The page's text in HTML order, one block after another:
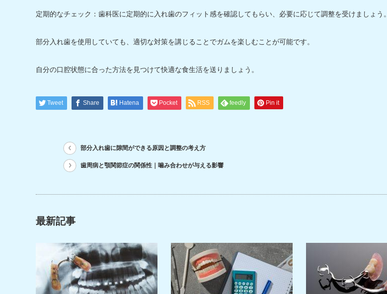
定期的なチェック：歯科医に定期的に入れ歯のフィット感を確認してもらい、必要に応じて調整を受けましょう。
部分入れ歯を使用していても、適切な対策を講じることでガムを楽しむことが可能です。
自分の口腔状態に合った方法を見つけて快適な食生活を送りましょう。
Tweet Share Hatena Pocket RSS feedly Pin it
部分入れ歯に隙間ができる原因と調整の考え方
歯周病と顎関節症の関係性｜噛み合わせが与える影響
最新記事